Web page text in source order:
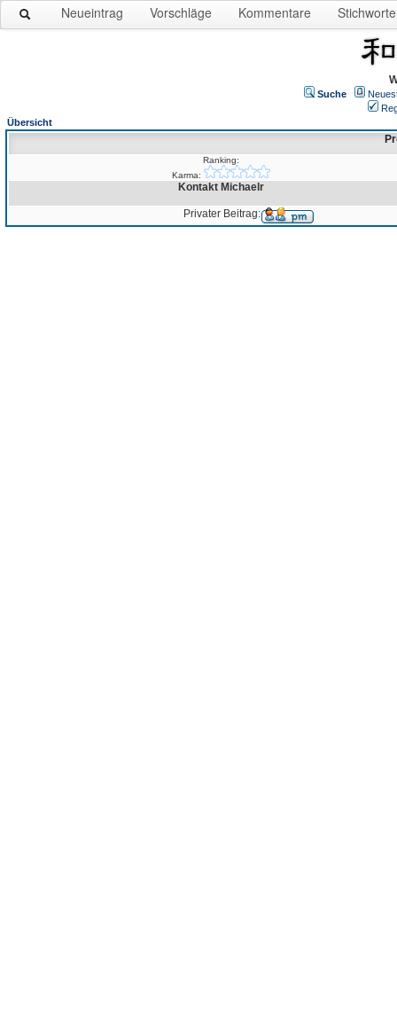
Neueintrag Vorschläge Kommentare Stichworte
Suche
Übersicht
Ranking:
Karma:
Kontakt Michaelr
Privater Beitrag: